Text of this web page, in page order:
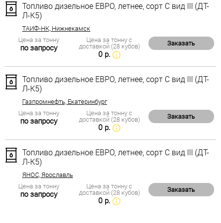
Топливо дизельное ЕВРО, летнее, сорт С вид III (ДТ-
Л-К5)
ТАИФ-НК, Нижнекамск
Цена за тонну
по запросу
Цена за тонну с
доставкой (28 кубов)
0 р.
Заказать
Топливо дизельное ЕВРО, летнее, сорт С вид III (ДТ-
Л-К5)
Газпромнефть, Екатеринбург
Цена за тонну
по запросу
Цена за тонну с
доставкой (28 кубов)
0 р.
Заказать
Топливо дизельное ЕВРО, летнее, сорт С вид III (ДТ-
Л-К5)
ЯНОС, Ярославль
Цена за тонну
по запросу
Цена за тонну с
доставкой (28 кубов)
0 р.
Заказать